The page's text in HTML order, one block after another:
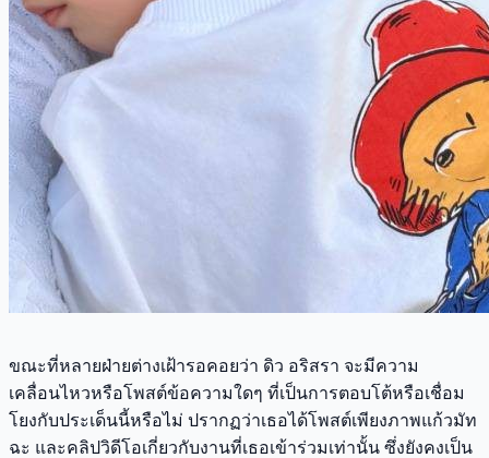
ขณะที่หลายฝ่ายต่างเฝ้ารอคอยว่า ดิว อริสรา จะมีความ
เคลื่อนไหวหรือโพสต์ข้อความใดๆ ที่เป็นการตอบโต้หรือเชื่อม
โยงกับประเด็นนี้หรือไม่ ปรากฏว่าเธอได้โพสต์เพียงภาพแก้วมัท
ฉะ และคลิปวิดีโอเกี่ยวกับงานที่เธอเข้าร่วมเท่านั้น ซึ่งยังคงเป็น